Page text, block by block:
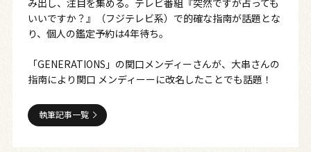
み出し、注目を集める。テレビ番組『突然ですが占っても
いいですか？』（フジテレビ系）で的確な指南が話題とな
り、個人の鑑定予約は4年待ち。
「GENERATIONS」の関口メンディーさんが、大串さんの
指南により関口 メンディーーに改名したことでも話題！
執筆記事一覧